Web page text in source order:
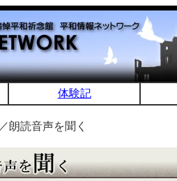
体験記
／朗読音声を聞く